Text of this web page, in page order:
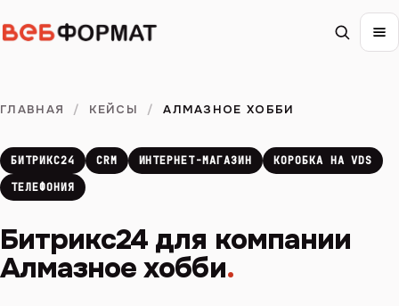
ГЛАВНАЯ / КЕЙСЫ / АЛМАЗНОЕ ХОББИ
БИТРИКС24 CRM ИНТЕРНЕТ-МАГАЗИН
КОРОБКА НА VDS
ТЕЛЕФОНИЯ
Битрикс24 для компании
Алмазное хобби.